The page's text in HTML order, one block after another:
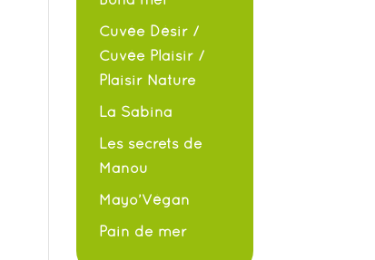
Cuvée Désir /
Cuvée Plaisir /
Plaisir Nature
La Sabina
Les secrets de
Manou
Mayo’Végan
Pain de mer